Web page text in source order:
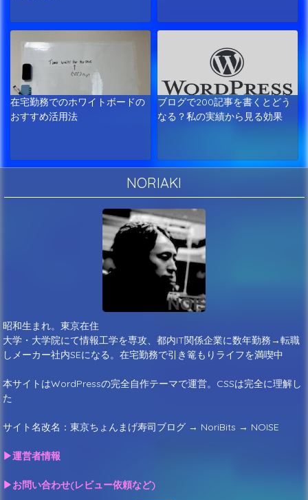
在宅勤務でのホワイトボードの
おすすめ活用法
ブログで200記事を書くとどう
なる？私の実績から見る効果
NORIAKI
昭和生まれ。東京在住
大学・大学院にて情報工学を専攻、都内IT関係企業に数年勤務→転職
しメーカー社内SEになる。在宅勤務で引き篭もりライフを満喫中
本サイトはWordPressの完全自作テーマで運営。CSSは完全に理解し
た
サイト名改名：東京ちょんまげ寿司ブログ → NoriBits → NOISE
▶運営者情報
▶お問い合わせ(レビュー依頼など)